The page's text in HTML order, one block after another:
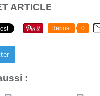
ARTICLE
Repost 0
: